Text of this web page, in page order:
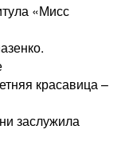
«Мисс
красавица –
заслужила